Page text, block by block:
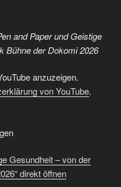
and Paper und Geistige
Bühne der Dokomi 2026
anzuzeigen.
von YouTube.
Gesundheit – von der
direkt öffnen